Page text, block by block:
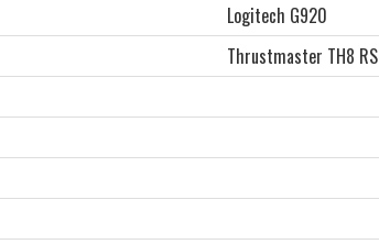
Logitech G920
Thrustmaster TH8 RS